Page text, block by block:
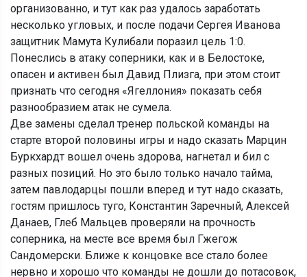
организованно, и тут как раз удалось заработать
несколько угловых, и после подачи Сергея Иванова
защитник Мамута Кулибали поразил цель 1:0.
Понеслись в атаку соперники, как и в Белостоке,
опасен и активен был Давид Плизга, при этом стоит
признать что сегодня «Ягеллония» показать себя
разнообразием атак не сумела.
Две замены сделал тренер польской команды на
старте второй половины игры и надо сказать Марцин
Буркхардт вошел очень здорова, нагнетал и бил с
разных позиций. Но это было только начало тайма,
затем павлодарцы пошли вперед и тут надо сказать,
гостям пришлось туго, Константин Заречный, Алексей
Данаев, Глеб Мальцев проверяли на прочность
соперника, на месте все время был Гжегож
Сандомерски. Ближе к концовке все стало более
нервно и хорошо что команды не дошли до потасовок,